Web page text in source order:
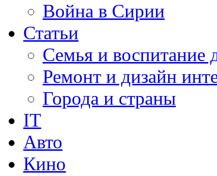
Война в Сирии
Статьи
Семья и воспитание
Ремонт и дизайн
Города и страны
IT
Авто
Кино